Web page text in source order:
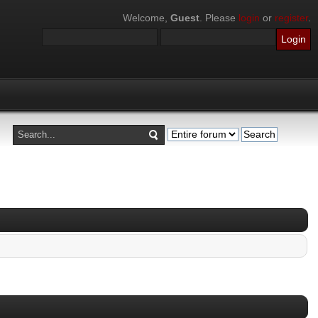
Welcome, Guest . Please login or register.